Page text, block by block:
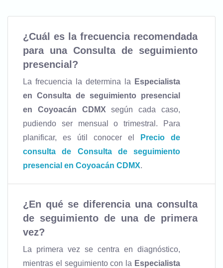
¿Cuál es la frecuencia recomendada
para una Consulta de seguimiento
presencial?
La frecuencia la determina la
Especialista
en Consulta de seguimiento presencial
en Coyoacán CDMX según cada caso,
pudiendo ser mensual o trimestral. Para
planificar, es útil conocer el
Precio de
consulta de Consulta de seguimiento
presencial en Coyoacán CDMX.
¿En qué se diferencia una consulta
de seguimiento de una de primera
vez?
La primera vez se centra en diagnóstico,
mientras el seguimiento con la Especialista